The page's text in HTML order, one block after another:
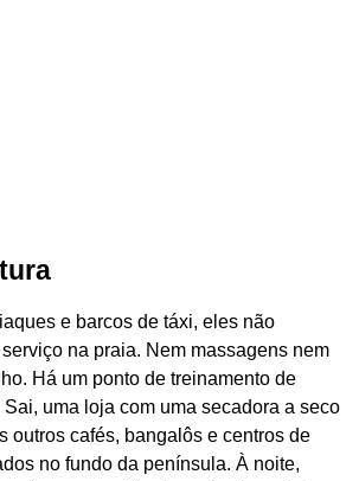
e barcos de táxi, eles não
na praia. Nem massagens nem
Há um ponto de treinamento de
uma loja com uma secadora a seco
outros cafés, bangalôs e centros de
no fundo da península. À noite,